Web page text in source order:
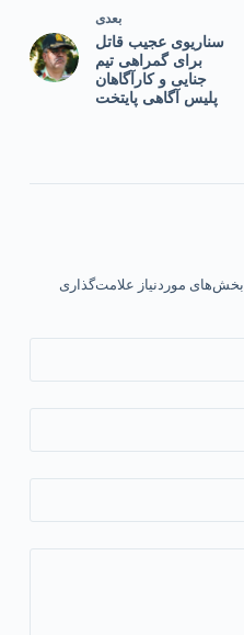
بعدی
سناریوی عجیب قاتل
برای گمراهی تیم
جنایی و کارآگاهان
پلیس آگاهی پایتخت
بخش‌های موردنیاز علامت‌گذاری